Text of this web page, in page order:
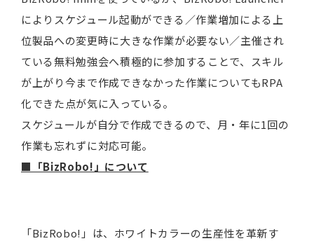
によりスケジュール起動ができる／作業増加による上
位製品への変更時に大きな作業が必要ない／主催され
ている無料勉強会へ積極的に参加することで、スキル
が上がり今まで作成できなかった作業についてもRPA
化できた点が気に入っている。
スケジュールが自分で作成できるので、月・年に1回の
作業も忘れずに対応可能。
■「BizRobo!」について
「BizRobo!」は、ホワイトカラーの生産性を革新す